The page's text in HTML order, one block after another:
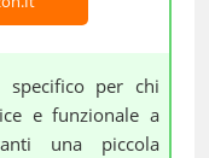
specifico per chi
e funzionale a
una piccola